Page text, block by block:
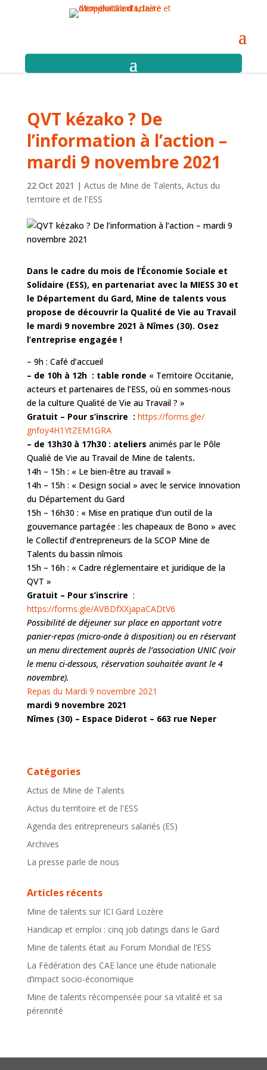
QVT kézako ? De
l’information à l’action –
mardi 9 novembre 2021
22 Oct 2021 | Actus de Mine de Talents, Actus du
territoire et de l'ESS
Dans le cadre du mois de l’Économie Sociale et
Solidaire (ESS), en partenariat avec la MIESS 30 et
le Département du Gard, Mine de talents vous
propose de découvrir la Qualité de Vie au Travail
le mardi 9 novembre 2021 à Nîmes (30). Osez
l’entreprise engagée !
– 9h : Café d’accueil
– de 10h à 12h : table ronde « Territoire Occitanie,
acteurs et partenaires de l’ESS, où en sommes-nous
de la culture Qualité de Vie au Travail ? »
Gratuit – Pour s’inscrire : https://forms.gle/
gnfoy4H1YtZEM1GRA
– de 13h30 à 17h30 : ateliers animés par le Pôle
Qualié de Vie au Travail de Mine de talents.
14h – 15h : « Le bien-être au travail »
14h – 15h : « Design social » avec le service Innovation
du Département du Gard
15h – 16h30 : « Mise en pratique d’un outil de la
gouvernance partagée : les chapeaux de Bono » avec
le Collectif d’entrepreneurs de la SCOP Mine de
Talents du bassin nîmois
15h – 16h : « Cadre réglementaire et juridique de la
QVT »
Gratuit – Pour s’inscrire :
https://forms.gle/AVBDfXXjapaCADtV6
Possibilité de déjeuner sur place en apportant votre
panier-repas (micro-onde à disposition) ou en réservant
un menu directement auprès de l’association UNIC (voir
le menu ci-dessous, réservation souhaitée avant le 4
novembre).
Repas du Mardi 9 novembre 2021
mardi 9 novembre 2021
Nîmes (30) – Espace Diderot – 663 rue Neper
Catégories
Actus de Mine de Talents
Actus du territoire et de l'ESS
Agenda des entrepreneurs salariés (ES)
Archives
La presse parle de nous
Articles récents
Mine de talents sur ICI Gard Lozère
Handicap et emploi : cinq job datings dans le Gard
Mine de talents était au Forum Mondial de l’ESS
La Fédération des CAE lance une étude nationale
d’impact socio-économique
Mine de talents récompensée pour sa vitalité et sa
pérennité